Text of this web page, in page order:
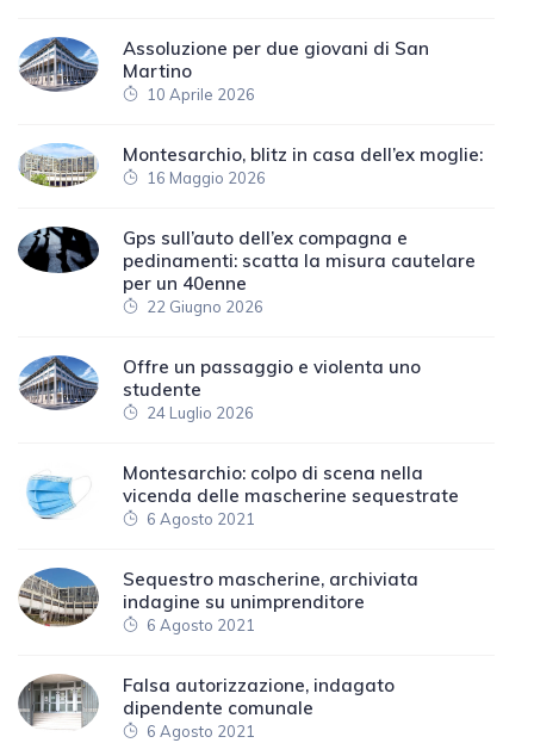
Assoluzione per due giovani di San
Martino
10 Aprile 2026
Montesarchio, blitz in casa dell’ex moglie:
16 Maggio 2026
Gps sull’auto dell’ex compagna e
pedinamenti: scatta la misura cautelare
per un 40enne
22 Giugno 2026
Offre un passaggio e violenta uno
studente
24 Luglio 2026
Montesarchio: colpo di scena nella
vicenda delle mascherine sequestrate
6 Agosto 2021
Sequestro mascherine, archiviata
indagine su unimprenditore
6 Agosto 2021
Falsa autorizzazione, indagato
dipendente comunale
6 Agosto 2021